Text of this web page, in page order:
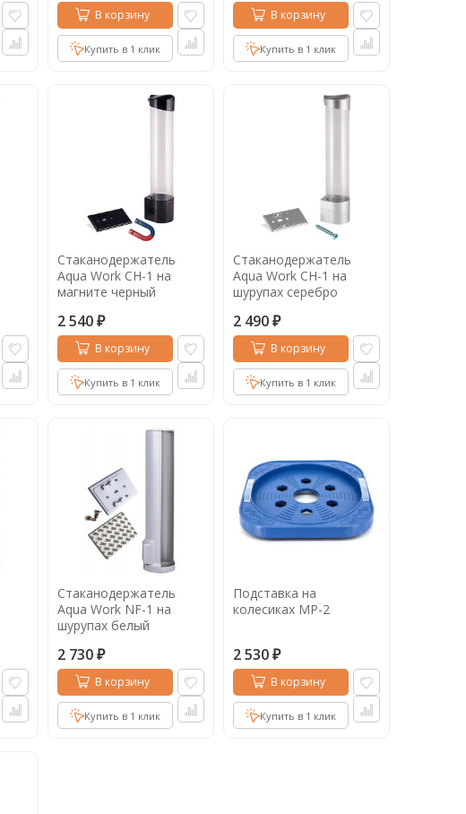
В корзину
Купить в 1 клик
В корзину
Купить в 1 клик
Стаканодержатель
Aqua Work СН-1 на
магните черный
2 540 ₽
В корзину
Купить в 1 клик
Стаканодержатель
Aqua Work СН-1 на
шурупах серебро
2 490 ₽
В корзину
Купить в 1 клик
Стаканодержатель
Aqua Work NF-1 на
шурупах белый
2 730 ₽
В корзину
Купить в 1 клик
Подставка на
колесиках MP-2
2 530 ₽
В корзину
Купить в 1 клик